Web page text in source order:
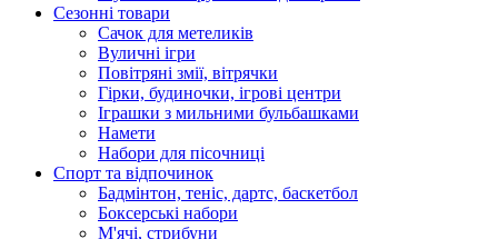
Сезонні товари
Сачок для метеликів
Вуличні ігри
Повітряні змії, вітрячки
Гірки, будиночки, ігрові центри
Іграшки з мильними бульбашками
Намети
Набори для пісочниці
Спорт та відпочинок
Бадмінтон, теніс, дартс, баскетбол
Боксерські набори
М'ячі, стрибуни